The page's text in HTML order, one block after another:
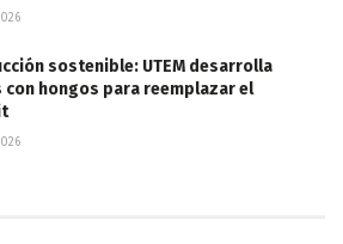
sostenible: UTEM desarrolla
con hongos para reemplazar el